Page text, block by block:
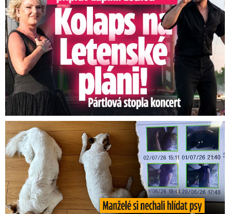
Za hlídání psů zaplatili 20 tisíc, doma našli cizí ženy!